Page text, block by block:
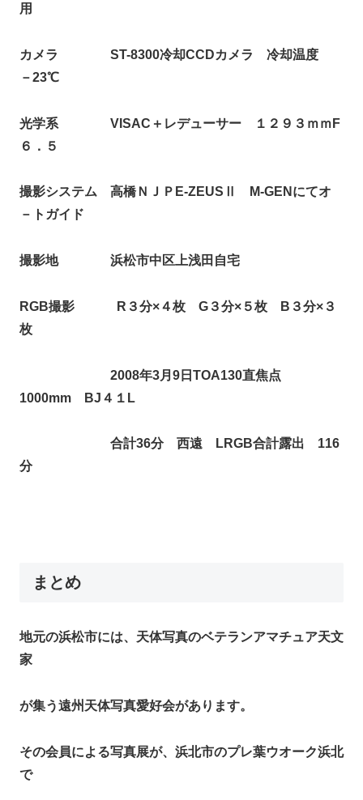
用
カメラ ST-8300冷却CCDカメラ 冷却温度
－23℃
光学系 VISAC＋レデューサー １２９３ｍｍF
６．５
撮影システム 高橋ＮＪＰE-ZEUSⅡ M-GENにてオ
－トガイド
撮影地 浜松市中区上浅田自宅
RGB撮影 R３分×４枚 G３分×５枚 B３分×３
枚
2008年3月9日TOA130直焦点
1000mm BJ４１L
合計36分 西遠
LRGB合計露出 116
分
まとめ
地元の浜松市には、天体写真のベテランアマチュア天文
家
が集う遠州天体写真愛好会があります。
その会員による写真展が、浜北市のプレ葉ウオーク浜北
で